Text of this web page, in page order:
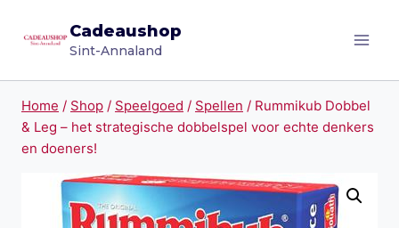
naar
Cadeaushop
Sint-Annaland
Home / Shop / Speelgoed / Spellen / Rummikub Dobbel
& Leg – het strategische dobbelspel voor echte denkers
en doeners!